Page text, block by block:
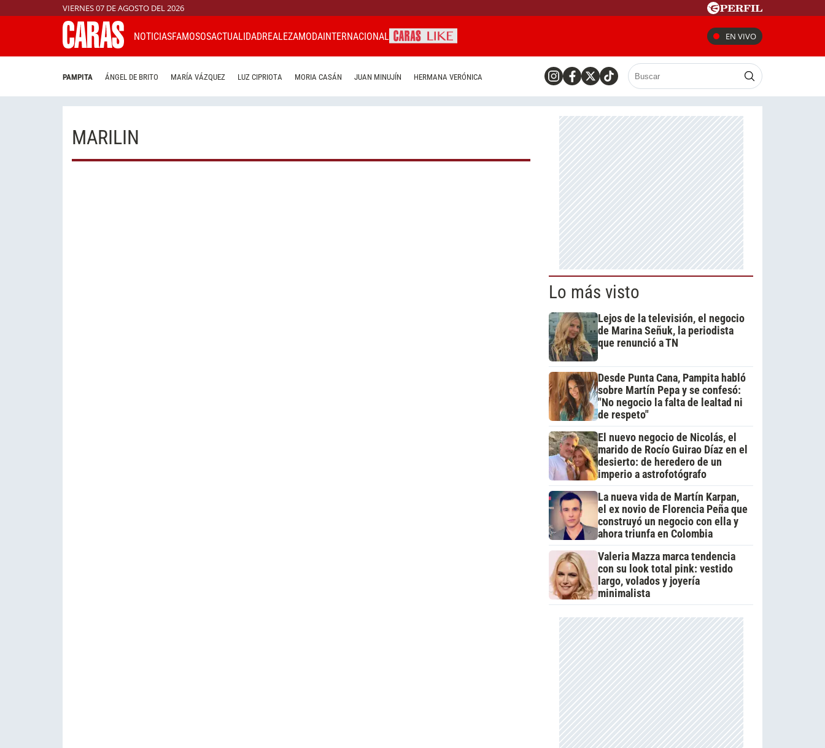
VIERNES 07 DE AGOSTO DEL 2026
NOTICIASFAMOSOSACTUALIDADREALEZAMODAINTERNACIONAL EN VIVO
PAMPITA ÁNGEL DE BRITO MARÍA VÁZQUEZ LUZ CIPRIOTA MORIA CASÁN JUAN MINUJÍN HERMANA VERÓNICA
MARILIN
Lo más visto
Lejos de la televisión, el negocio
de Marina Señuk, la periodista
que renunció a TN
Desde Punta Cana, Pampita habló
sobre Martín Pepa y se confesó:
"No negocio la falta de lealtad ni
de respeto"
El nuevo negocio de Nicolás, el
marido de Rocío Guirao Díaz en el
desierto: de heredero de un
imperio a astrofotógrafo
La nueva vida de Martín Karpan,
el ex novio de Florencia Peña que
construyó un negocio con ella y
ahora triunfa en Colombia
Valeria Mazza marca tendencia
con su look total pink: vestido
largo, volados y joyería
minimalista